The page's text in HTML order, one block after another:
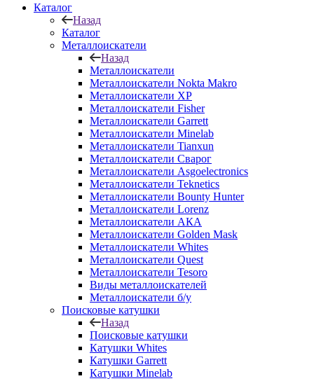
Каталог
Назад
Каталог
Металлоискатели
Назад
Металлоискатели
Металлоискатели Nokta Makro
Металлоискатели XP
Металлоискатели Fisher
Металлоискатели Garrett
Металлоискатели Minelab
Металлоискатели Tianxun
Металлоискатели Сварог
Металлоискатели Asgoelectronics
Металлоискатели Teknetics
Металлоискатели Bounty Hunter
Металлоискатели Lorenz
Металлоискатели АКА
Металлоискатели Golden Mask
Металлоискатели Whites
Металлоискатели Quest
Металлоискатели Tesoro
Виды металлоискателей
Металлоискатели б/у
Поисковые катушки
Назад
Поисковые катушки
Катушки Whites
Катушки Garrett
Катушки Minelab